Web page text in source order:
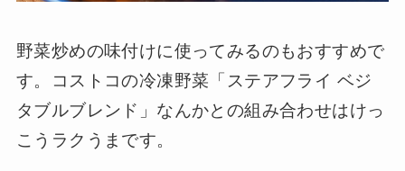
野菜炒めの味付けに使ってみるのもおすすめで
す。コストコの冷凍野菜「ステアフライ ベジ
タブルブレンド」なんかとの組み合わせはけっ
こうラクうまです。